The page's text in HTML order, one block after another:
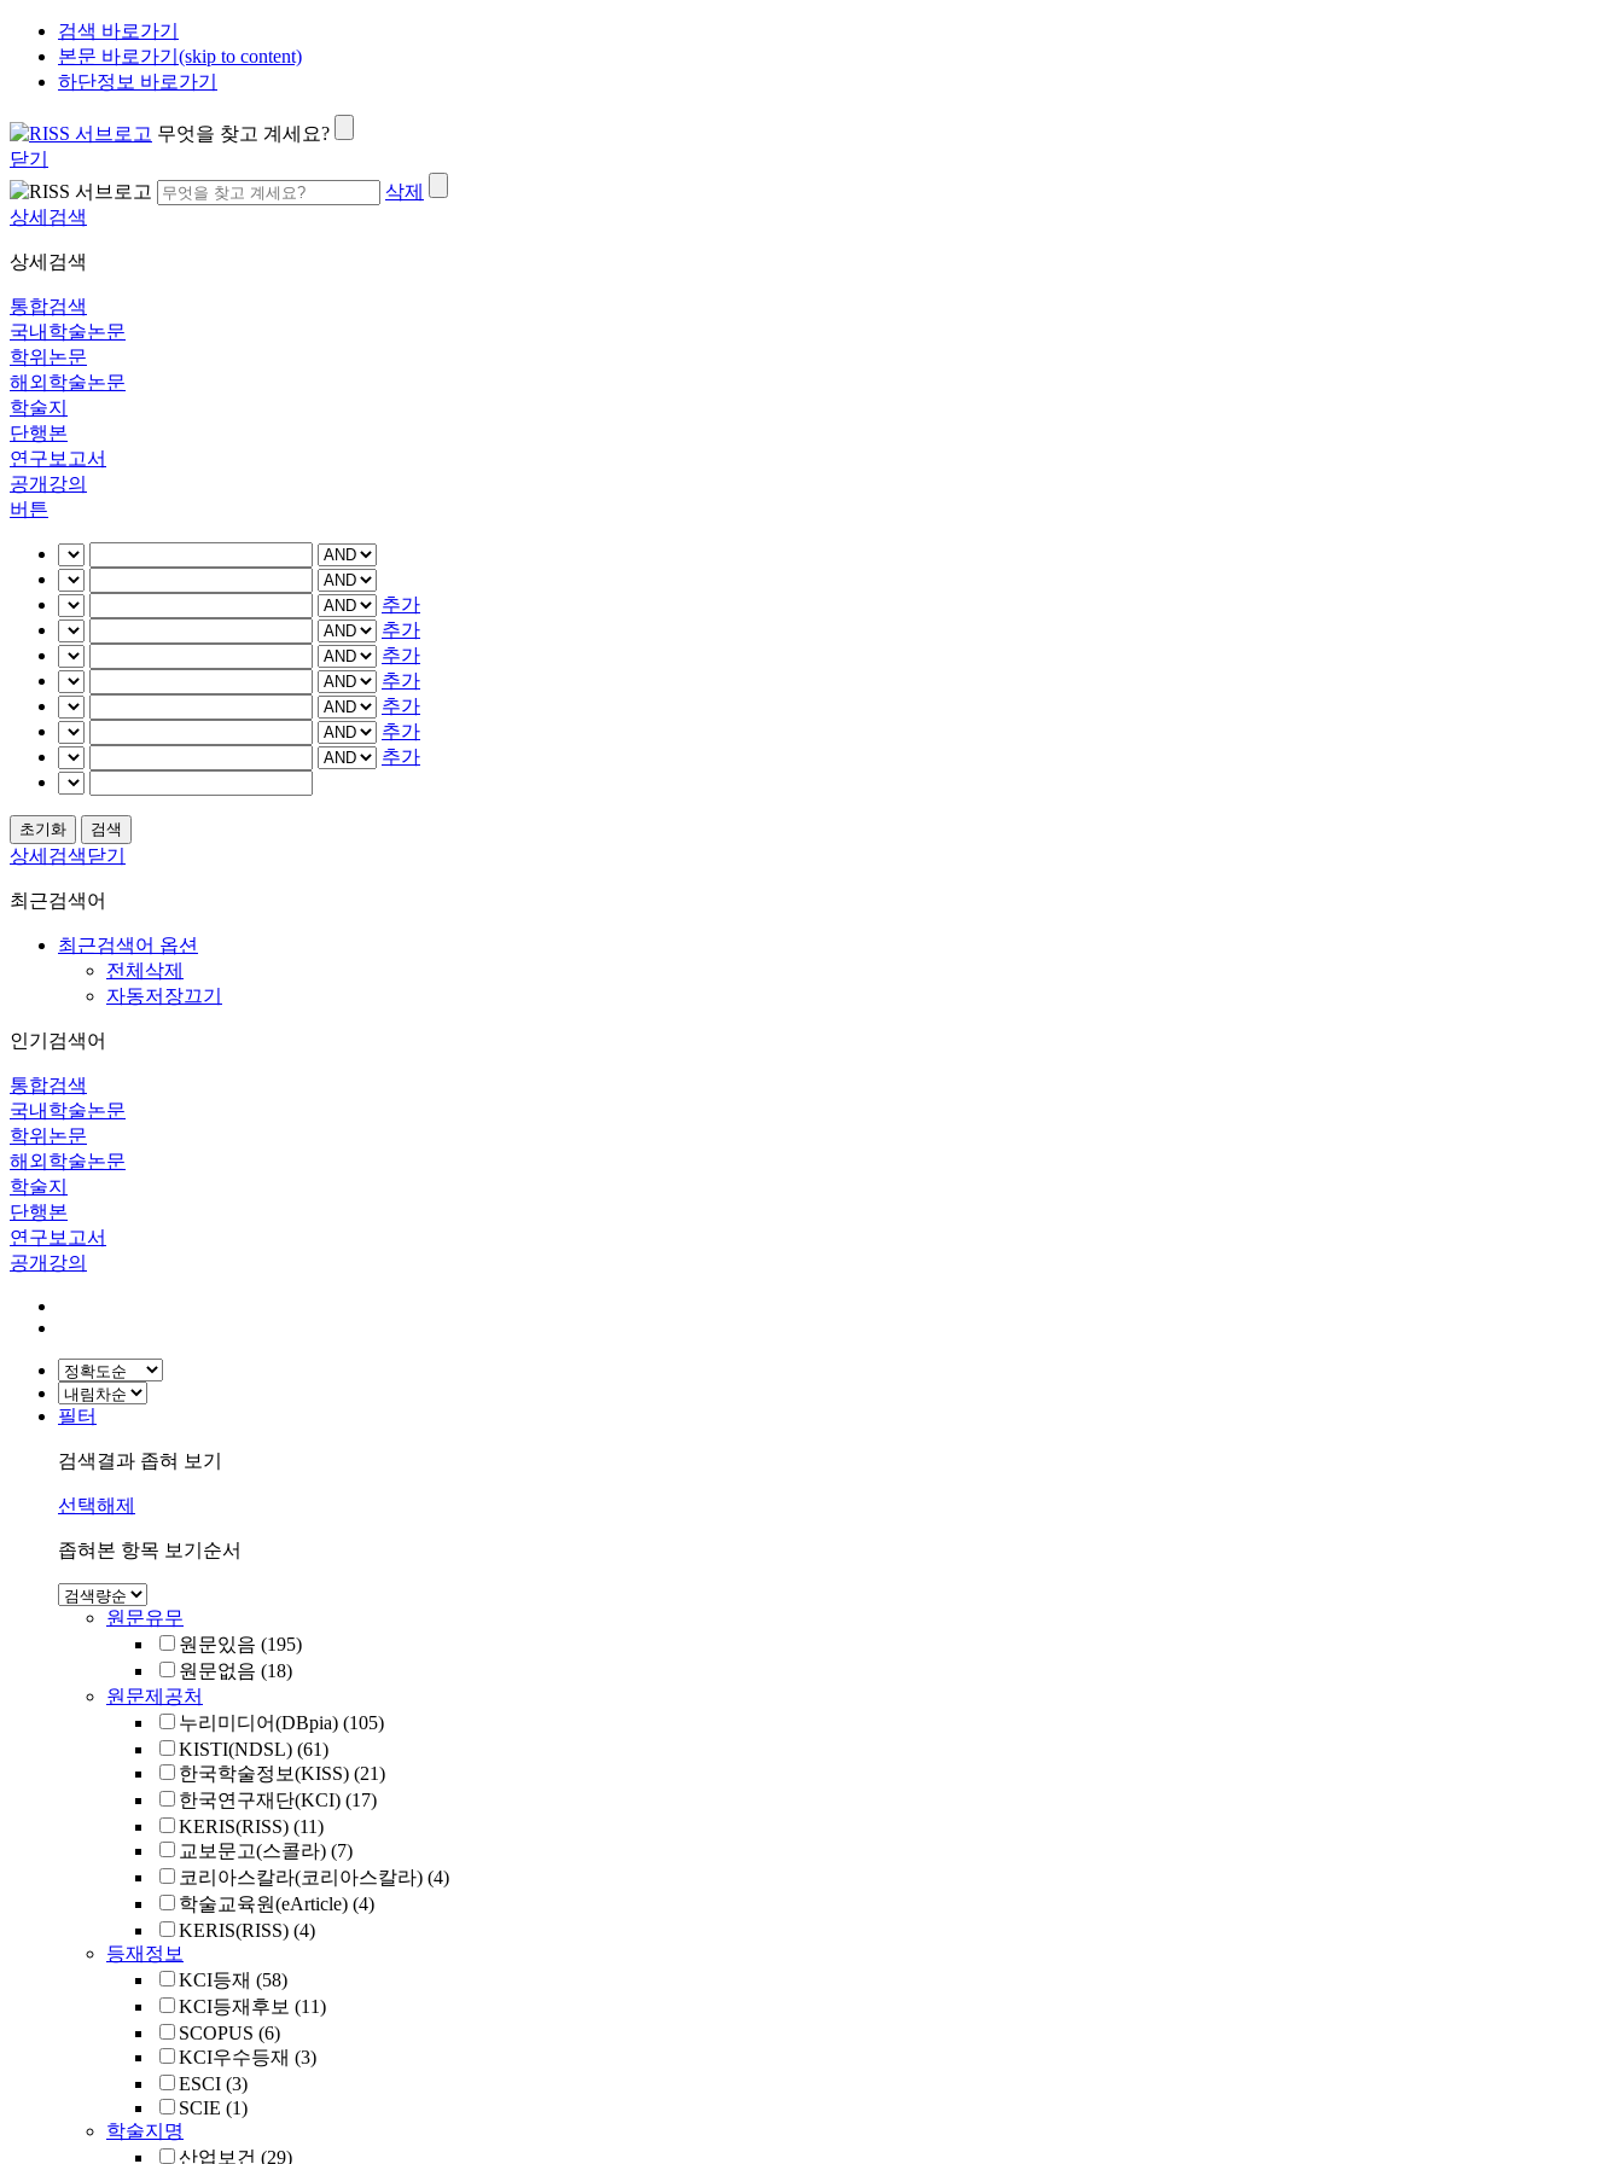
검색 바로가기
본문 바로가기(skip to content)
하단정보 바로가기
무엇을 찾고 계세요?
닫기
삭제
상세검색
상세검색
통합검색
국내학술논문
학위논문
해외학술논문
학술지
단행본
연구보고서
공개강의
버튼
추가
추가
추가
추가
추가
추가
추가
상세검색닫기
최근검색어
최근검색어 옵션
전체삭제
자동저장끄기
인기검색어
통합검색
국내학술논문
학위논문
해외학술논문
학술지
단행본
연구보고서
공개강의
필터
검색결과 좁혀 보기
선택해제
좁혀본 항목 보기순서
원문유무
원문있음 (195)
원문없음 (18)
원문제공처
누리미디어(DBpia) (105)
KISTI(NDSL) (61)
한국학술정보(KISS) (21)
한국연구재단(KCI) (17)
KERIS(RISS) (11)
교보문고(스콜라) (7)
코리아스칼라(코리아스칼라) (4)
학술교육원(eArticle) (4)
KERIS(RISS) (4)
등재정보
KCI등재 (58)
KCI등재후보 (11)
SCOPUS (6)
KCI우수등재 (3)
ESCI (3)
SCIE (1)
학술지명
산업보건 (29)